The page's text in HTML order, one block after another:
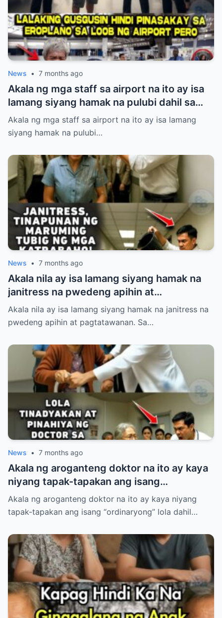
anak ng Pambansang Kamao na si Manny
Pacquiao! Ang kanyang dating mayabang
na ngiti ay biglang naglaho at napalitan ng
matinding takot at kahihiyan.
News • 7 months ago
Akala ng mga staff sa airport na ito ay isa
lamang siyang hamak na pulubi dahil sa
suot niyang sando, short, at tsinelas.
Pinigilan siyang makasakay sa eroplano at
may valid ticket siya. Ang hindi nila alam,
ang lalakeng tinitingnan nila nang mababa
ay isa sa pinakamalaking investor ng
mismong airport na iyon! Panoorin ang
matinding pasabog nang dumating ang
tunay na may-ari at halos mahimatay sa
gulat ang mga aroganteng empleyado.
Akala ng mga staff sa airport na ito ay isa lamang
siyang hamak na pulubi…
News • 7 months ago
Akala nila ay isa lamang siyang hamak na
janitress na pwedeng apihin at
pagtatawanan. Sa loob ng Dominguez
Corporate Holdings, pinahiya, sinigawan,
mga mapanghusgang katrabaho.
Akala nila ay isa lamang siyang hamak na janitress na
pwedeng apihin at pagtatawanan. Sa…
News • 7 months ago
Akala ng aroganteng doktor na ito ay kaya
niyang tapak-tapakan ang isang
“ordinaryong” lola dahil lang sa luma nitong
anyo.
Akala ng aroganteng doktor na ito ay kaya niyang
tapak-tapakan ang isang “ordinaryong” lola dahil…